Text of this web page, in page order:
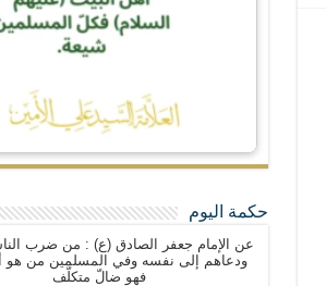
حكمة اليوم
عن الإمام جعفر الصادق (ع) : من ضرب
ودعاهم إلى نفسه وفي المسلمين من هو
فهو ضالّ متكلّف